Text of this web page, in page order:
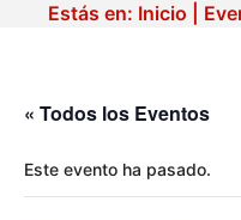
Estás en: Inicio
« Todos los Eventos
Este evento ha pasado.